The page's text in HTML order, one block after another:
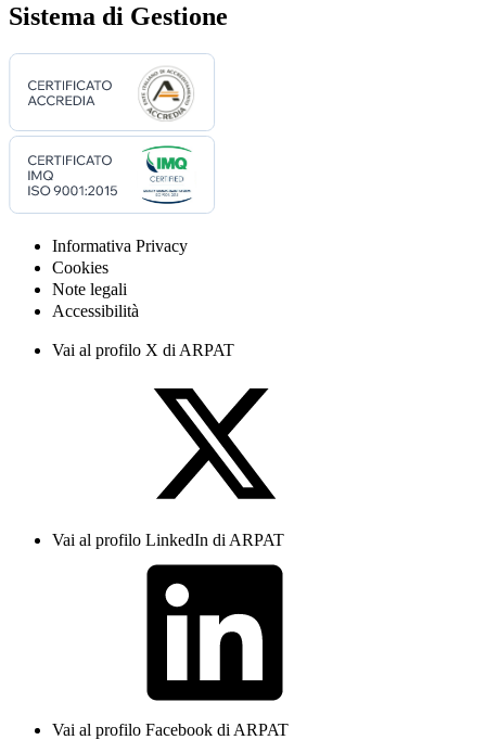
Sistema di Gestione
Informativa Privacy
Cookies
Note legali
Accessibilità
Vai al profilo X di ARPAT
Vai al profilo LinkedIn di ARPAT
Vai al profilo Facebook di ARPAT